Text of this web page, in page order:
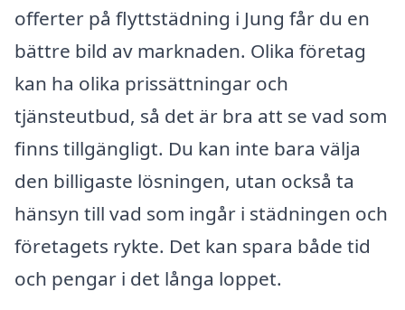
offerter på flyttstädning i Jung får du en
bättre bild av marknaden. Olika företag
kan ha olika prissättningar och
tjänsteutbud, så det är bra att se vad som
finns tillgängligt. Du kan inte bara välja
den billigaste lösningen, utan också ta
hänsyn till vad som ingår i städningen och
företagets rykte. Det kan spara både tid
och pengar i det långa loppet.